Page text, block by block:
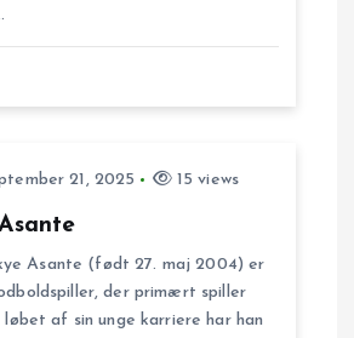
21, 2025 15 views
Asante (født 27. maj 2004) er
der primært spiller
løbet af sin unge karriere har han